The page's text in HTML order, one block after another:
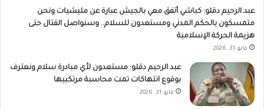
عبد الرحيم دقلو: كباشي أتفق معي بالجيش عبارة عن مليشيات ونحن
متمسكون بالحكم المدني ومستعدون للسلام.. وسنواصل القتال حتى
هزيمة الحركة الإسلامية
مايو 31, 2026
عبد الرحيم دقلو: مستعدون لأي مبادرة سلام ونعترف
بوقوع انتهاكات تمت محاسبة مرتكبيها
مايو 31, 2026